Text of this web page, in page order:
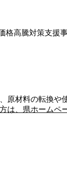
格高騰対策支援
原材料の転換や
は、県ホームペ